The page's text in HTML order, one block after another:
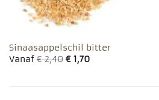
Sinaasappelschil bitter
Vanaf€2,40 €1,70